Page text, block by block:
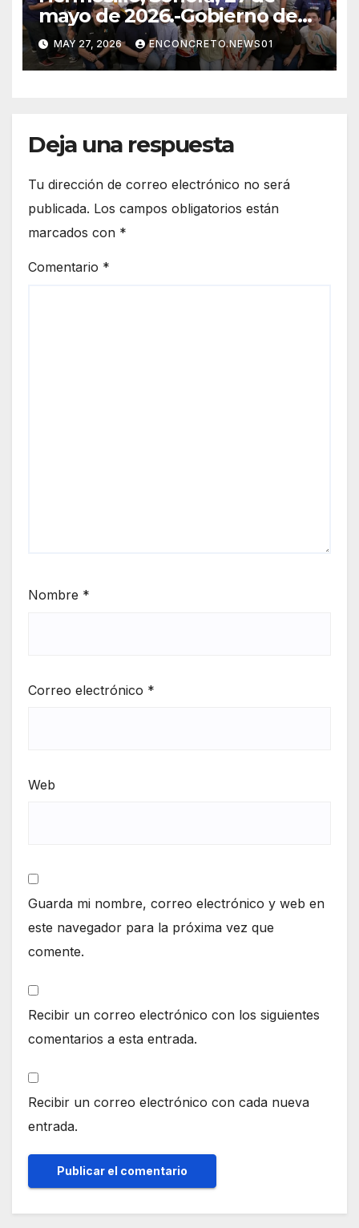
mayo de 2026.-Gobierno de
Hermosillo entrega
rehabilitación del plafón del
Santuario de Nuestra Señora
MAY 27, 2026 ENCONCRETO.NEWS01
Deja una respuesta
Tu dirección de correo electrónico no será
publicada. Los campos obligatorios están
marcados con *
Comentario *
Nombre *
Correo electrónico *
Web
Guarda mi nombre, correo electrónico y web en
este navegador para la próxima vez que
comente.
Recibir un correo electrónico con los siguientes
comentarios a esta entrada.
Recibir un correo electrónico con cada nueva
entrada.